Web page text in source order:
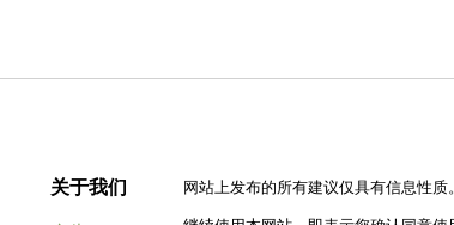
关于我们
网站上发布的所有建议仅具有信息性